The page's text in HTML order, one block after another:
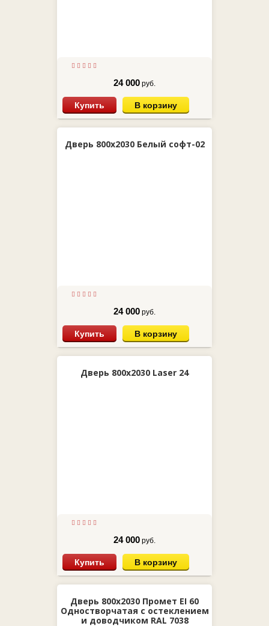
24 000 руб.
Купить В корзину
Дверь 800х2030 Белый софт-02
24 000 руб.
Купить В корзину
Дверь 800х2030 Laser 24
24 000 руб.
Купить В корзину
Дверь 800х2030 Промет EI 60
Одностворчатая с остеклением
и доводчиком RAL 7038